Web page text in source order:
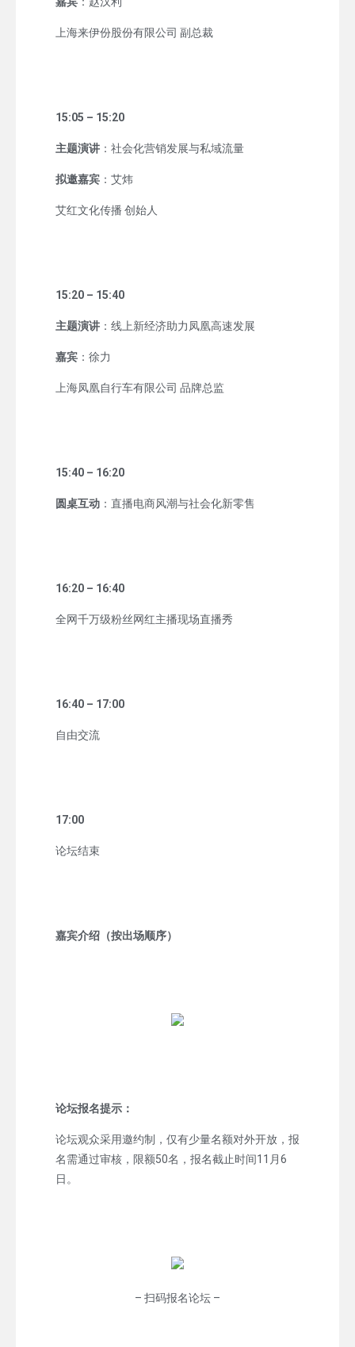
上海来伊份股份有限公司 副总裁
15:05 – 15:20
主题演讲 ：社会化营销发展与私域流量
拟邀嘉宾 ：艾炜
艾红文化传播 创始人
15:20 – 15:40
主题演讲 ：线上新经济助力凤凰高速发展
嘉宾 ：徐力
上海凤凰自行车有限公司 品牌总监
15:40 – 16:20
圆桌互动 ：直播电商风潮与社会化新零售
16:20 – 16:40
全网千万级粉丝网红主播现场直播秀
16:40 – 17:00
自由交流
17:00
论坛结束
嘉宾介绍（按出场顺序）
论坛报名提示：
论坛观众采用邀约制，仅有少量名额对外开放，报
名需通过审核，限额50名，报名截止时间11月6
日。
– 扫码报名论坛 –